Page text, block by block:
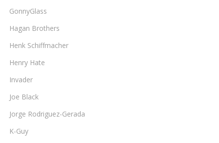
GonnyGlass
Hagan Brothers
Henk Schiffmacher
Henry Hate
Invader
Joe Black
Jorge Rodriguez-Gerada
K-Guy